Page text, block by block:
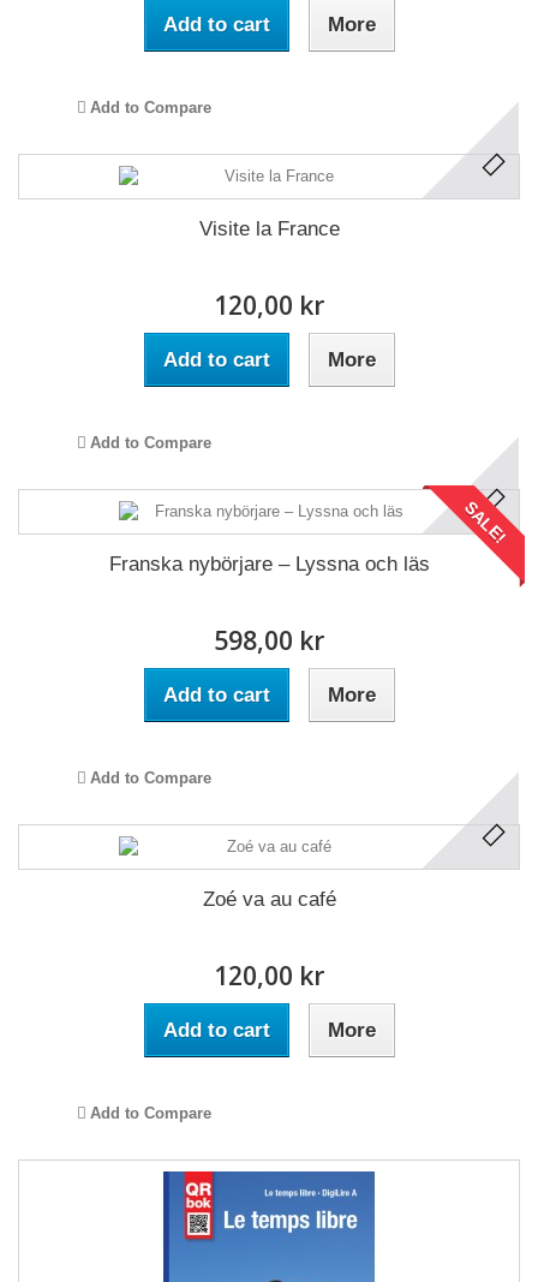
Add to cart More
Add to Compare
Visite la France
120,00 kr
Add to cart More
Add to Compare
SALE!
Franska nybörjare – Lyssna och läs
598,00 kr
Add to cart More
Add to Compare
Zoé va au café
120,00 kr
Add to cart More
Add to Compare